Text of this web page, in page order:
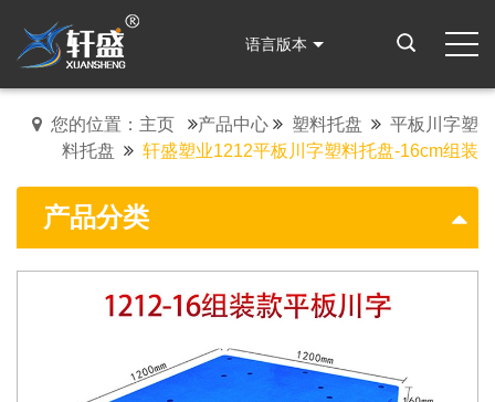
语言版本
您的位置：主页 产品中心 塑料托盘
平板川字塑
料托盘
轩盛塑业1212平板川字塑料托盘-16cm组装
产品分类